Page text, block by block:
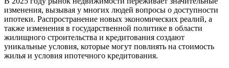
изменения, вызывая у многих людей вопросы о доступности
ипотеки. Распространение новых экономических реалий, а
также изменения в государственной политике в области
жилищного строительства и кредитования создают
уникальные условия, которые могут повлиять на стоимость
жилья и условия ипотечного кредитования.